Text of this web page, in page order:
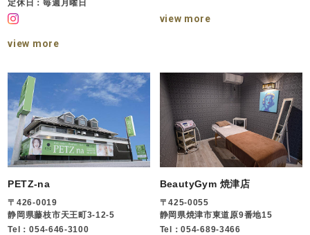
定休日：毎週月曜日
view more
view more
PETZ-na
〒426-0019
静岡県藤枝市天王町3-12-5
Tel：054-646-3100
BeautyGym 焼津店
〒425-0055
静岡県焼津市東道原9番地15
Tel：054-689-3466